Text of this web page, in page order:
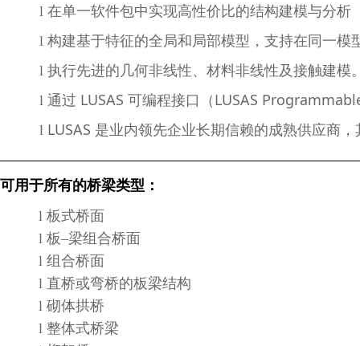
可用于所有的桥梁类型：
l 板式桥面
l 板–梁组合桥面
l 组合桥面
l 直桥或弯桥的板梁结构
l 砌体拱桥
l 整体式桥梁
l 在单一软件包中实现高性价比的结构建模与分
l 构建基于特征的全局和局部模型，支持在同一模
l 执行先进的几何非线性、材料非线性及接触建模
l 通过 LUSAS 可编程接口（LUSAS
l LUSAS 是业内领先企业长期信赖的成熟供应商